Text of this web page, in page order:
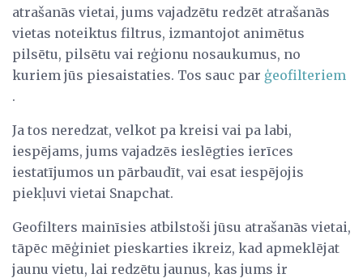
atrašanās vietai, jums vajadzētu redzēt atrašanās
vietas noteiktus filtrus, izmantojot animētus
pilsētu, pilsētu vai reģionu nosaukumus, no
kuriem jūs piesaistaties. Tos sauc par ģeofilteriem
.
Ja tos neredzat, velkot pa kreisi vai pa labi,
iespējams, jums vajadzēs ieslēgties ierīces
iestatījumos un pārbaudīt, vai esat iespējojis
piekļuvi vietai Snapchat.
Geofilters mainīsies atbilstoši jūsu atrašanās vietai,
tāpēc mēģiniet pieskarties ikreiz, kad apmeklējat
jaunu vietu, lai redzētu jaunus, kas jums ir